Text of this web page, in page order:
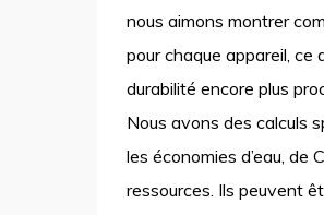
nous aimons montrer
pour chaque appareil, ce
durabilité encore plus
Nous avons des calculs
les économies d’eau, de
ressources. Ils peuvent